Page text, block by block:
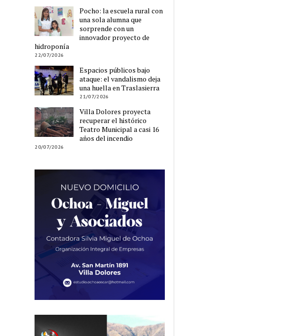
Pocho: la escuela rural con
una sola alumna que
sorprende con un
innovador proyecto de
hidroponía
22/07/2026
Espacios públicos bajo
ataque: el vandalismo deja
una huella en Traslasierra
21/07/2026
Villa Dolores proyecta
recuperar el histórico
Teatro Municipal a casi 16
años del incendio
20/07/2026